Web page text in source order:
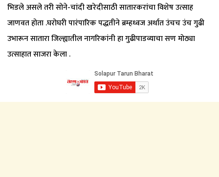
भिडले असले तरी सोने-चांदी खरेदीसाठी सातारकरांचा विशेष उत्साह
जाणवत होता .घरोघरी पारंपारिक पद्धतीने ब्रम्हध्वज अर्थात उंचच उंच गुढी
उभारून सातारा जिल्ह्यातील नागरिकांनी हा गुढीपाडव्याचा सण मोठ्या
उत्साहात साजरा केला .